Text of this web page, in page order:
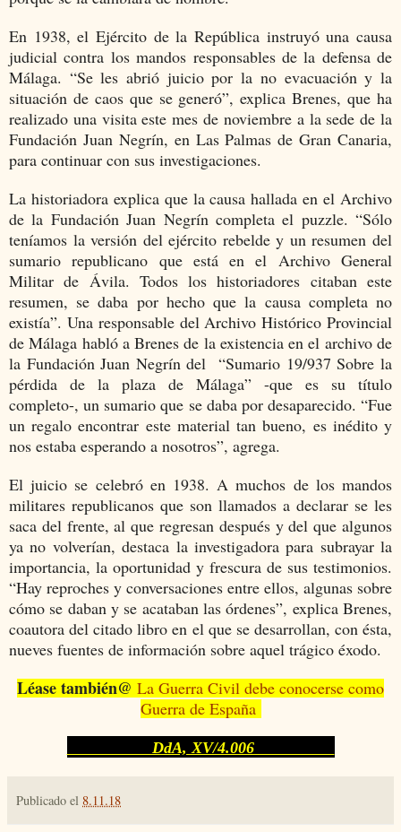
En 1938, el Ejército de la República instruyó una causa
judicial contra los mandos responsables de la defensa de
Málaga. “Se les abrió juicio por la no evacuación y la
situación de caos que se generó”, explica Brenes, que ha
realizado una visita este mes de noviembre a la sede de la
Fundación Juan Negrín, en Las Palmas de Gran Canaria,
para continuar con sus investigaciones.
La historiadora explica que la causa hallada en el Archivo
de la Fundación Juan Negrín completa el puzzle. “Sólo
teníamos la versión del ejército rebelde y un resumen del
sumario republicano que está en el Archivo General
Militar de Ávila. Todos los historiadores citaban este
resumen, se daba por hecho que la causa completa no
existía”. Una responsable del Archivo Histórico Provincial
de Málaga habló a Brenes de la existencia en el archivo de
la Fundación Juan Negrín del “Sumario 19/937 Sobre la
pérdida de la plaza de Málaga” -que es su título
completo-, un sumario que se daba por desaparecido. “Fue
un regalo encontrar este material tan bueno, es inédito y
nos estaba esperando a nosotros”, agrega.
El juicio se celebró en 1938. A muchos de los mandos
militares republicanos que son llamados a declarar se les
saca del frente, al que regresan después y del que algunos
ya no volverían, destaca la investigadora para subrayar la
importancia, la oportunidad y frescura de sus testimonios.
“Hay reproches y conversaciones entre ellos, algunas sobre
cómo se daban y se acataban las órdenes”, explica Brenes,
coautora del citado libro en el que se desarrollan, con ésta,
nueves fuentes de información sobre aquel trágico éxodo.
Léase también@ La Guerra Civil debe conocerse como
Guerra de España
DdA, XV/4.006
Publicado el 8.11.18